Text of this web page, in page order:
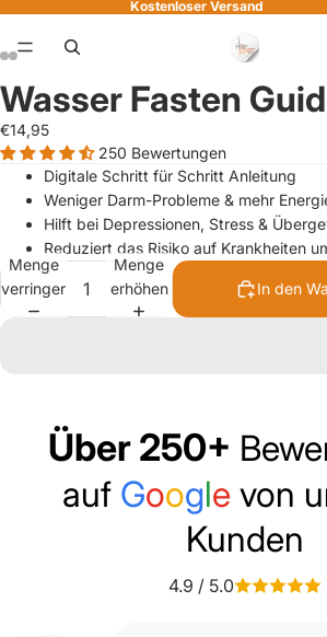
Kostenloser Versand
Wasser Fasten
€14,95
250 Bewertungen
Digitale Schritt für Schritt Anleitung
Weniger Darm-Probleme & mehr
Hilft bei Depressionen, Stress &
Reduziert das Risiko auf Krankheiten
Menge
verringern
Menge
erhöhen
In den
Über 250+
auf Google von
Kunden
4.9 / 5.0